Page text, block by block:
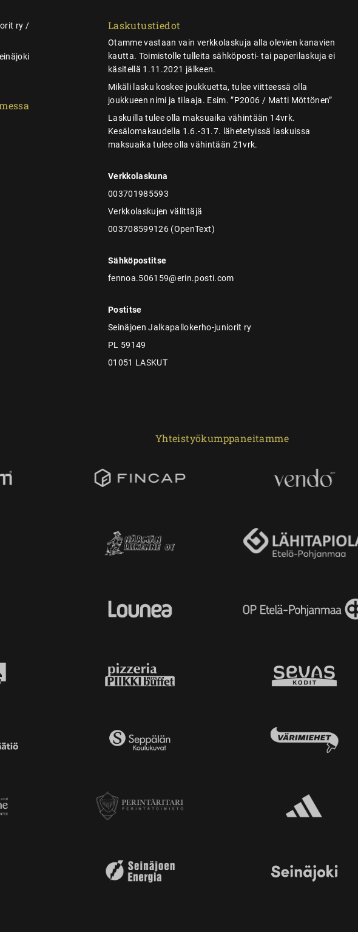
ry /
Laskutustiedot
Otamme vastaan vain verkkolaskuja alla olevien kanavien
kautta. Toimistolle tulleita sähköposti- tai paperilaskuja ei
käsitellä 1.11.2021 jälkeen.
Mikäli lasku koskee joukkuetta, tulee viitteessä olla
joukkueen nimi ja tilaaja. Esim. ”P2006 / Matti Möttönen”
Laskuilla tulee olla maksuaika vähintään 14vrk.
Kesälomakaudella 1.6.-31.7. lähetetyissä laskuissa
maksuaika tulee olla vähintään 21vrk.
Verkkolaskuna
003701985593
Verkkolaskujen välittäjä
003708599126 (OpenText)
Sähköpostitse
fennoa.506159@erin.posti.com
Postitse
Seinäjoen Jalkapallokerho-juniorit ry
PL 59149
01051 LASKUT
Yhteistyökumppaneitamme